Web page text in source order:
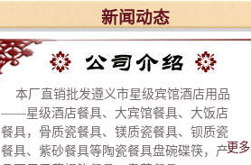
新闻动态
本厂直销批发遵义市星级宾馆酒店用品
——星级酒店餐具、大宾馆餐具、大饭店
餐具，骨质瓷餐具、镁质瓷餐具、钡质瓷
餐具、紫砂餐具等陶瓷餐具盘碗碟筷，产更多